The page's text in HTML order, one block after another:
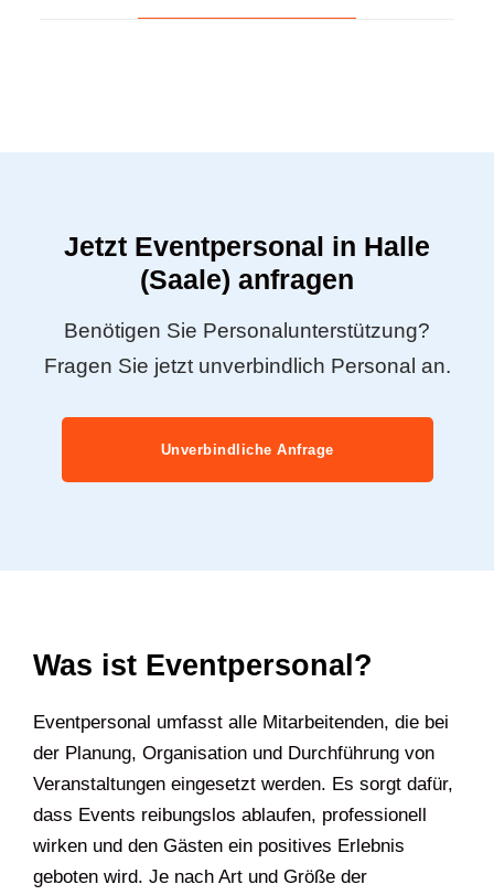
Jetzt Eventpersonal in Halle
(Saale) anfragen
Benötigen Sie Personalunterstützung?
Fragen Sie jetzt unverbindlich Personal an.
Unverbindliche Anfrage
Was ist Eventpersonal?
Eventpersonal umfasst alle Mitarbeitenden, die bei
der Planung, Organisation und Durchführung von
Veranstaltungen eingesetzt werden. Es sorgt dafür,
dass Events reibungslos ablaufen, professionell
wirken und den Gästen ein positives Erlebnis
geboten wird. Je nach Art und Größe der